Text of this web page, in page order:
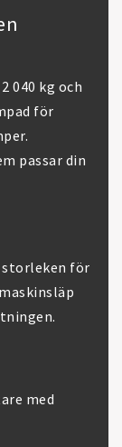
040 kg och
för
passar din
storleken för
med